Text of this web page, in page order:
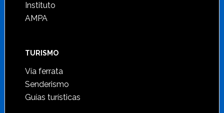
Instituto
AMPA
TURISMO
Vía ferrata
Senderismo
Guías turísticas